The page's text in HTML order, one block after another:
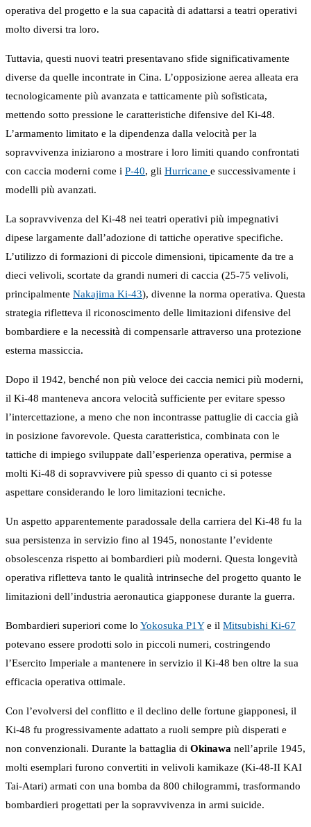
operativa del progetto e la sua capacità di adattarsi a teatri operativi
molto diversi tra loro.
Tuttavia, questi nuovi teatri presentavano sfide significativamente
diverse da quelle incontrate in Cina. L’opposizione aerea alleata era
tecnologicamente più avanzata e tatticamente più sofisticata,
mettendo sotto pressione le caratteristiche difensive del Ki-48.
L’armamento limitato e la dipendenza dalla velocità per la
sopravvivenza iniziarono a mostrare i loro limiti quando confrontati
con caccia moderni come i P-40, gli Hurricane e successivamente i
modelli più avanzati.
La sopravvivenza del Ki-48 nei teatri operativi più impegnativi
dipese largamente dall’adozione di tattiche operative specifiche.
L’utilizzo di formazioni di piccole dimensioni, tipicamente da tre a
dieci velivoli, scortate da grandi numeri di caccia (25-75 velivoli,
principalmente Nakajima Ki-43), divenne la norma operativa. Questa
strategia rifletteva il riconoscimento delle limitazioni difensive del
bombardiere e la necessità di compensarle attraverso una protezione
esterna massiccia.
Dopo il 1942, benché non più veloce dei caccia nemici più moderni,
il Ki-48 manteneva ancora velocità sufficiente per evitare spesso
l’intercettazione, a meno che non incontrasse pattuglie di caccia già
in posizione favorevole. Questa caratteristica, combinata con le
tattiche di impiego sviluppate dall’esperienza operativa, permise a
molti Ki-48 di sopravvivere più spesso di quanto ci si potesse
aspettare considerando le loro limitazioni tecniche.
Un aspetto apparentemente paradossale della carriera del Ki-48 fu la
sua persistenza in servizio fino al 1945, nonostante l’evidente
obsolescenza rispetto ai bombardieri più moderni. Questa longevità
operativa rifletteva tanto le qualità intrinseche del progetto quanto le
limitazioni dell’industria aeronautica giapponese durante la guerra.
Bombardieri superiori come lo Yokosuka P1Ye il Mitsubishi Ki-67
potevano essere prodotti solo in piccoli numeri, costringendo
l’Esercito Imperiale a mantenere in servizio il Ki-48 ben oltre la sua
efficacia operativa ottimale.
Con l’evolversi del conflitto e il declino delle fortune giapponesi, il
Ki-48 fu progressivamente adattato a ruoli sempre più disperati e
non convenzionali. Durante la battaglia di Okinawa nell’aprile 1945,
molti esemplari furono convertiti in velivoli kamikaze (Ki-48-II KAI
Tai-Atari) armati con una bomba da 800 chilogrammi, trasformando
bombardieri progettati per la sopravvivenza in armi suicide.